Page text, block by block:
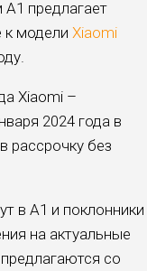
предлагает
к модели Xiaomi
Xiaomi –
2024 года в
рассрочку без
в А1 и поклонники
на актуальные
со